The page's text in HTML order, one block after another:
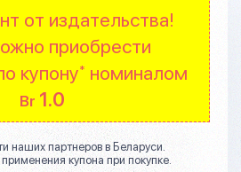
от издательства!
приобрести
купону* номиналом
Br 1.0
наших партнеров в Беларуси.
купона при покупке.